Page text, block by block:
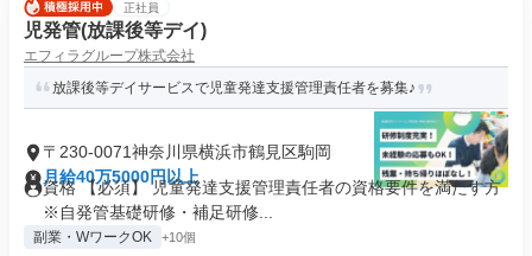
正社員
児発管(放課後等デイ)
エフィラグループ株式会社
放課後等デイサービスで児童発達支援管理責任者を募集♪
〒230-0071神奈川県横浜市鶴見区駒岡
月給40万5000円以上
資格 【必須】 児童発達支援管理責任者の資格要件を満たす方
※自発管基礎研修・補足研修...
副業・WワークOK +10個